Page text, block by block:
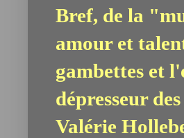
Bref, de la
amour et
gambettes et
dépresseur
Valérie